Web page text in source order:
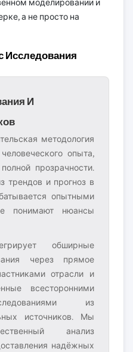
моделировании и
а не просто на
Исследования
И
методология
опыта,
прозрачности.
трендов и прогноз в
опытными
понимают нюансы
обширные
через прямое
отрасли и
всесторонними
из
источников. Мы
анализ
надёжных